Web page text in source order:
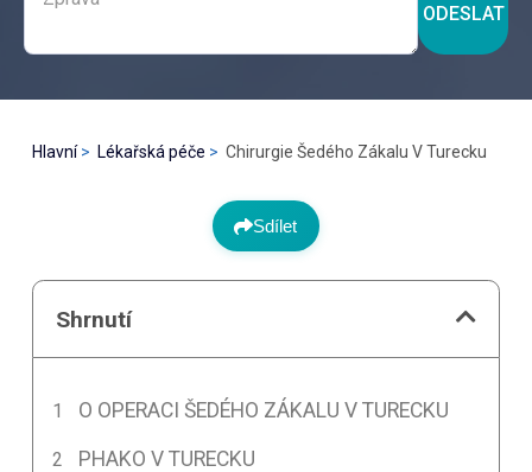
ODESLAT
Hlavní Lékařská péče Chirurgie Šedého Zákalu V Turecku
Sdílet
Shrnutí
O OPERACI ŠEDÉHO ZÁKALU V TURECKU
PHAKO V TURECKU